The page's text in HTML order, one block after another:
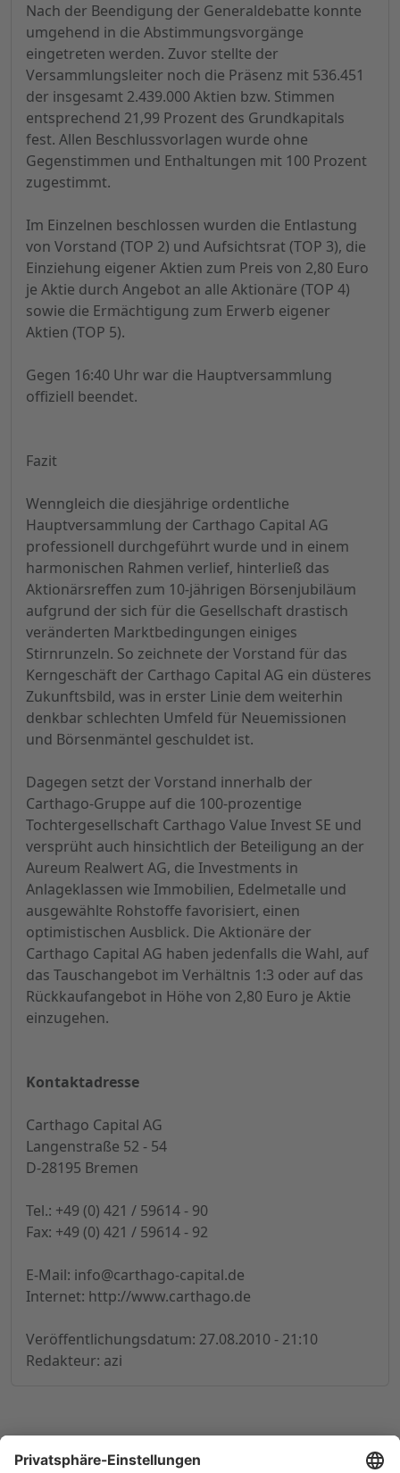
Nach der Beendigung der Generaldebatte konnte
umgehend in die Abstimmungsvorgänge
eingetreten werden. Zuvor stellte der
Versammlungsleiter noch die Präsenz mit 536.451
der insgesamt 2.439.000 Aktien bzw. Stimmen
entsprechend 21,99 Prozent des Grundkapitals
fest. Allen Beschlussvorlagen wurde ohne
Gegenstimmen und Enthaltungen mit 100 Prozent
zugestimmt.
Im Einzelnen beschlossen wurden die Entlastung
von Vorstand (TOP 2) und Aufsichtsrat (TOP 3), die
Einziehung eigener Aktien zum Preis von 2,80 Euro
je Aktie durch Angebot an alle Aktionäre (TOP 4)
sowie die Ermächtigung zum Erwerb eigener
Aktien (TOP 5).
Gegen 16:40 Uhr war die Hauptversammlung
offiziell beendet.
Fazit
Wenngleich die diesjährige ordentliche
Hauptversammlung der Carthago Capital AG
professionell durchgeführt wurde und in einem
harmonischen Rahmen verlief, hinterließ das
Aktionärsreffen zum 10-jährigen Börsenjubiläum
aufgrund der sich für die Gesellschaft drastisch
veränderten Marktbedingungen einiges
Stirnrunzeln. So zeichnete der Vorstand für das
Kerngeschäft der Carthago Capital AG ein düsteres
Zukunftsbild, was in erster Linie dem weiterhin
denkbar schlechten Umfeld für Neuemissionen
und Börsenmäntel geschuldet ist.
Dagegen setzt der Vorstand innerhalb der
Carthago-Gruppe auf die 100-prozentige
Tochtergesellschaft Carthago Value Invest SE und
versprüht auch hinsichtlich der Beteiligung an der
Aureum Realwert AG, die Investments in
Anlageklassen wie Immobilien, Edelmetalle und
ausgewählte Rohstoffe favorisiert, einen
optimistischen Ausblick. Die Aktionäre der
Carthago Capital AG haben jedenfalls die Wahl, auf
das Tauschangebot im Verhältnis 1:3 oder auf das
Rückkaufangebot in Höhe von 2,80 Euro je Aktie
einzugehen.
Kontaktadresse
Carthago Capital AG
Langenstraße 52 - 54
D-28195 Bremen
Tel.: +49 (0) 421 / 59614 - 90
Fax: +49 (0) 421 / 59614 - 92
E-Mail: info@carthago-capital.de
Internet: http://www.carthago.de
Veröffentlichungsdatum: 27.08.2010 - 21:10
Redakteur: azi
© 1998-2026by GSC Research GmbH